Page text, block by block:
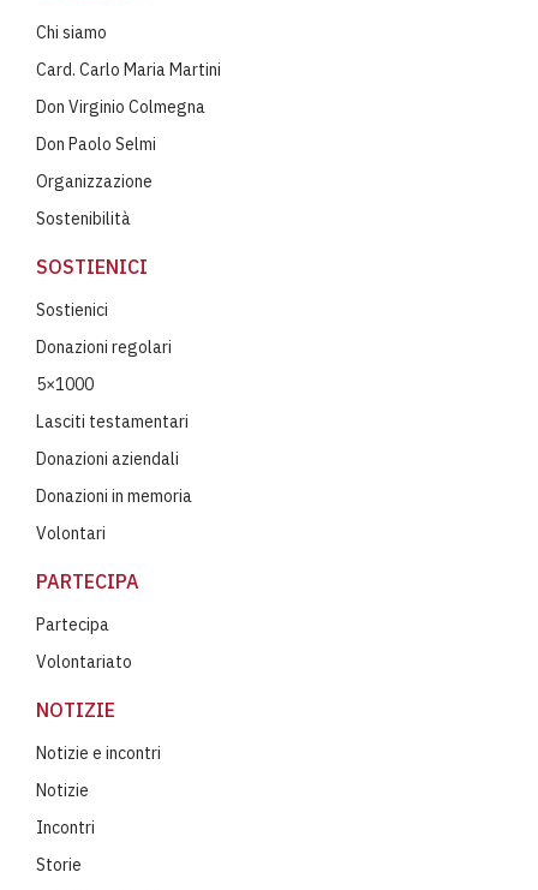
Chi siamo
Card. Carlo Maria Martini
Don Virginio Colmegna
Don Paolo Selmi
Organizzazione
Sostenibilità
SOSTIENICI
Sostienici
Donazioni regolari
5×1000
Lasciti testamentari
Donazioni aziendali
Donazioni in memoria
Volontari
PARTECIPA
Partecipa
Volontariato
NOTIZIE
Notizie e incontri
Notizie
Incontri
Storie